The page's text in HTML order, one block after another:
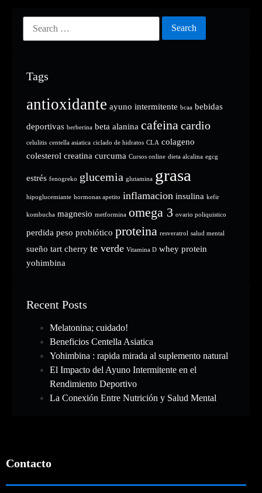
Tags
antioxidante ayuno intermitente bcaa bebidas
deportivas berberina beta alanina cafeinacardio
celulitis centella asiatica ciclado de hidratos CLA colageno
colesterol creatina curcuma Cursos online dieta alcalina egcg
estrés fenogreko glucemia glutamina grasa
hipoglucemiante hormonas apetito inflamacion insulina kefir
kombucha magnesio metformina omega 3 ovario poliquistico
perdida peso probiótico proteina resveratrol salud mental
sueño tart cherry te verde Vitamina D whey protein
yohimbina
Recent Posts
Melatonina; cuidado!
Beneficios Centella Asiatica
Yohimbina : rapida mirada al suplemento natural
El Impacto del Ayuno Intermitente en el
Rendimiento Deportivo
La Conexión Entre Nutrición y Salud Mental
Contacto